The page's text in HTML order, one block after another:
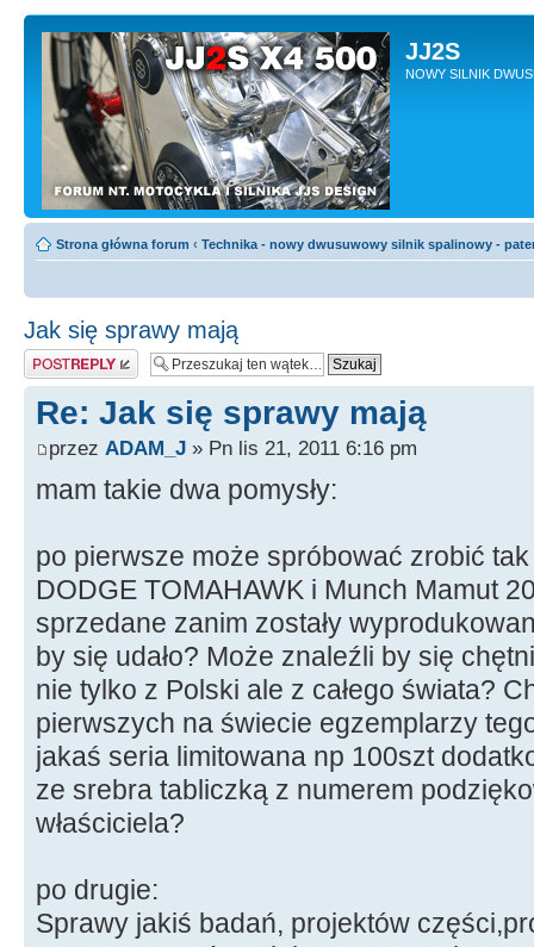
JJ2S
NOWY SILNIK
Strona główna forum ‹ Technika - nowy dwusuwowy silnik spalinowy -
Jak się sprawy mają
Odpowiedz
Re: Jak się sprawy mają
przez ADAM_J » Pn lis 21, 2011 6:16 pm
mam takie dwa pomysły:
po pierwsze może spróbować zrobić
DODGE TOMAHAWK i Munch Mamut
sprzedane zanim zostały
by się udało? Może znaleźli by się
nie tylko z Polski ale z całego świata?
pierwszych na świecie egzemplarzy
jakaś seria limitowana np 100szt
ze srebra tabliczką z numerem
właściciela?
po drugie:
Sprawy jakiś badań, projektów